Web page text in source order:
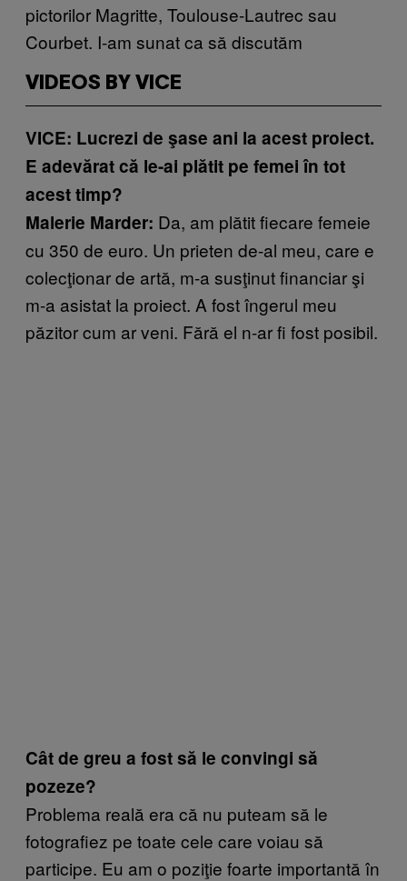
pictorilor Magritte, Toulouse-Lautrec sau
Courbet. I-am sunat ca să discutăm
VIDEOS BY VICE
VICE: Lucrezi de şase ani la acest proiect.
E adevărat că le-ai plătit pe femei în tot
acest timp?
Malerie Marder: Da, am plătit fiecare femeie
cu 350 de euro. Un prieten de-al meu, care e
colecţionar de artă, m-a susţinut financiar şi
m-a asistat la proiect. A fost îngerul meu
păzitor cum ar veni. Fără el n-ar fi fost posibil.
Cât de greu a fost să le convingi să
pozeze?
Problema reală era că nu puteam să le
fotografiez pe toate cele care voiau să
participe. Eu am o poziţie foarte importantă în